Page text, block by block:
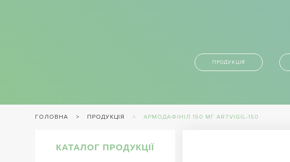
ПРОДУКЦІЯ
ГОЛОВНА ПРОДУКЦІЯ АРМОДАФІНІЛ 150 МГ ARTVIGIL-150
КАТАЛОГ ПРОДУКЦІЇ